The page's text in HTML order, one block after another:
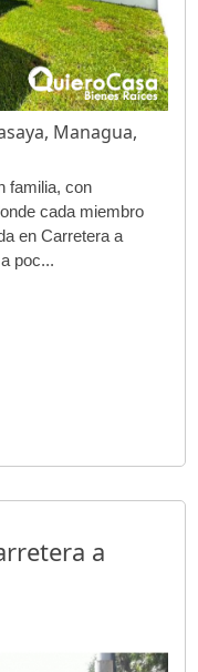
Managua,
familia, con
cada miembro
en Carretera a
poc...
a